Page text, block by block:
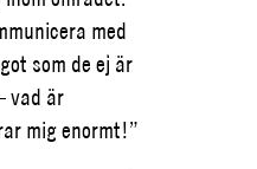
med
som de ej är
vad är
mig enormt!”